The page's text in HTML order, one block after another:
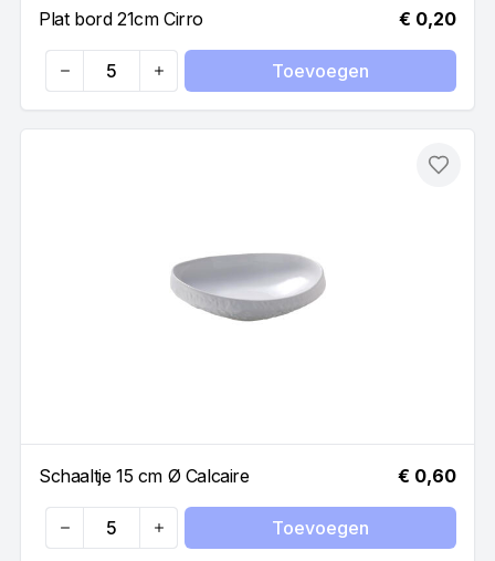
Plat bord 21cm Cirro € 0,20
Quantity
Toevoegen
Schaaltje 15 cm Ø Calcaire € 0,60
Quantity
Toevoegen